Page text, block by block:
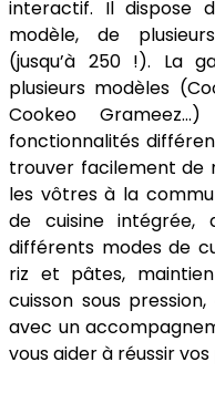
interactif. Il dispose
modèle, de
(jusqu’à 250 !). La
plusieurs modèles
Cookeo
fonctionnalités
trouver facilement de
les vôtres à la
de cuisine intégrée,
différents modes de
riz et pâtes,
cuisson sous
avec un
vous aider à réussir